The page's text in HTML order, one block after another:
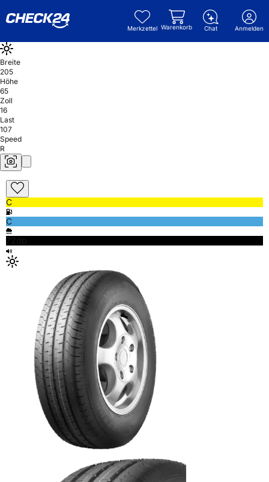
Merkzettel Warenkorb Chat Anmelden
Breite
205
Höhe
65
Zoll
16
Last
107
Speed
R
C
C
72db